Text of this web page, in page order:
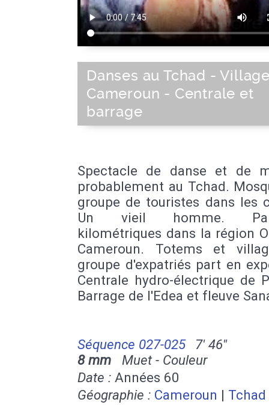
Danses au Tchad -
Cameroun - Centrale et
barrage
Spectacle de danse et de
probablement au Tchad.
groupe de touristes dans les
Un vieil homme.
kilométriques dans la région
Cameroun. Totems et
groupe d'expatriés part en
Centrale hydro-électrique de
Barrage de l'Edea et fleuve
Séquence 027-025
7' 46''
8 mm Muet - Couleur
Date : Années 60
Géographie : Cameroun | Tchad